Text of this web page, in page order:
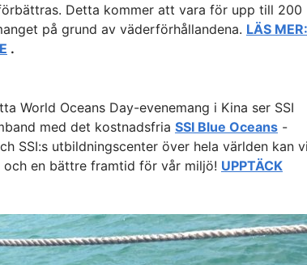
Detta kommer att vara för upp till 200
på grund av väderförhållandena. LÄS MER:
.
World Oceans Day-evenemang i Kina ser SSI
med det kostnadsfria SSI Blue Oceans-
SSI:s utbildningscenter över hela världen kan
en bättre framtid för vår miljö! UPPTÄCK